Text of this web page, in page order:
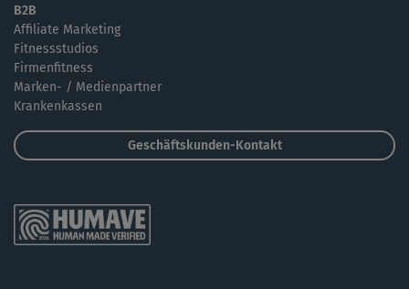
B2B
Affiliate Marketing
Fitnessstudios
Firmenfitness
Marken- / Medienpartner
Krankenkassen
Geschäftskunden-Kontakt